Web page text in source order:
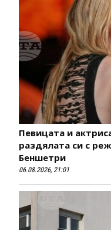
Певицата и
раздялата си с
Беншетри
06.08.2026, 21:01